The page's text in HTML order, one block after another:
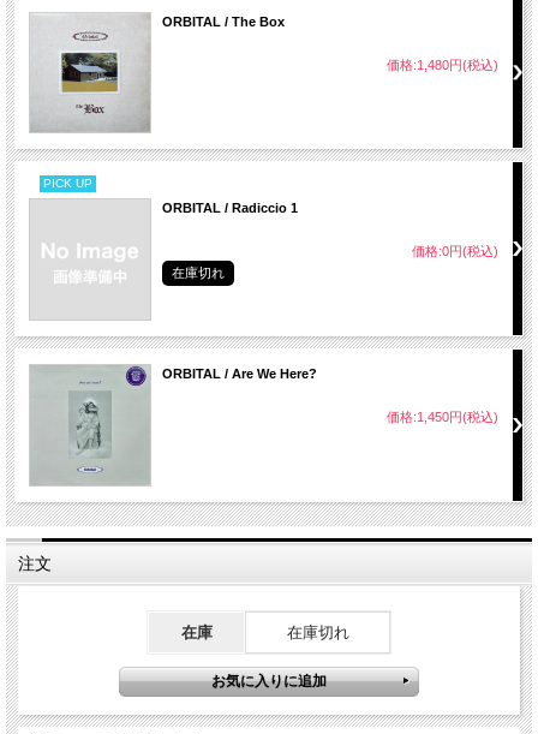
ORBITAL / The Box
価格:1,480円(税込)
PICK UP
ORBITAL / Radiccio 1
価格:0円(税込)
在庫切れ
ORBITAL / Are We Here?
価格:1,450円(税込)
注文
在庫 在庫切れ